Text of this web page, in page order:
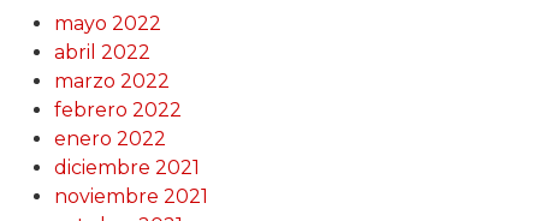
mayo 2022
abril 2022
marzo 2022
febrero 2022
enero 2022
diciembre 2021
noviembre 2021